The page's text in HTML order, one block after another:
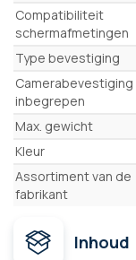
Compatibiliteit
schermafmetingen
Type bevestiging
Camerabevestiging
inbegrepen
Max. gewicht
Kleur
Assortiment van de
fabrikant
Inhoud